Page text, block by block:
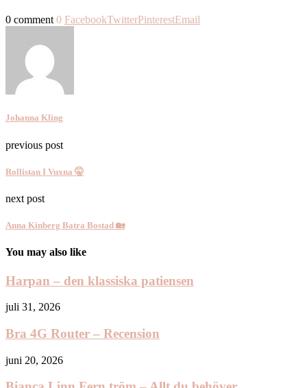
0 comment 0 FacebookTwitterPinterestEmail
Johanna Kling
previous post
Rollistan I Vuxna 🤫
next post
Anna Kinberg Batra Bostad 🏡
You may also like
Harpan – den klassiska patiensen
juli 31, 2026
Bra 4G Router – Recension
juni 20, 2026